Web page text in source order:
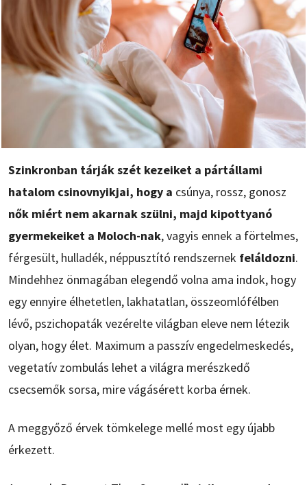
Szinkronban tárják szét kezeiket a pártállami
hatalom csinovnyikjai, hogy a csúnya, rossz, gonosz
nők miért nem akarnak szülni, majd kipottyanó
gyermekeiket a Moloch-nak, vagyis ennek a förtelmes,
férgesült, hulladék, néppusztító rendszernek feláldozni.
Mindehhez önmagában elegendő volna ama indok, hogy
egy ennyire élhetetlen, lakhatatlan, összeomlófélben
lévő, pszichopaták vezérelte világban eleve nem létezik
olyan, hogy élet. Maximum a passzív engedelmeskedés,
vegetatív zombulás lehet a világra merészkedő
csecsemők sorsa, mire vágásérett korba érnek.
A meggyőző érvek tömkelege mellé most egy újabb
érkezett.